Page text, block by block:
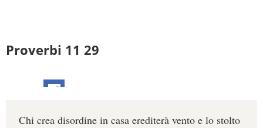
Proverbi 11 29
Chi crea disordine in casa erediterà vento e lo stolto